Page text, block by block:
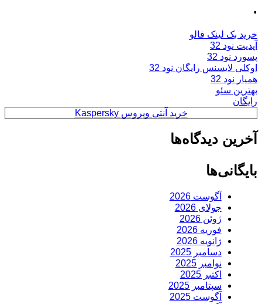
.
خرید بک لینک فالو
آپدیت نود 32
پسورد نود 32
اوکلی لایسنس رایگان نود 32
همیار نود 32
بهترین سئو
رایگان
خرید آنتی ویروس Kaspersky
آخرین دیدگاه‌ها
بایگانی‌ها
آگوست 2026
جولای 2026
ژوئن 2026
فوریه 2026
ژانویه 2026
دسامبر 2025
نوامبر 2025
اکتبر 2025
سپتامبر 2025
آگوست 2025